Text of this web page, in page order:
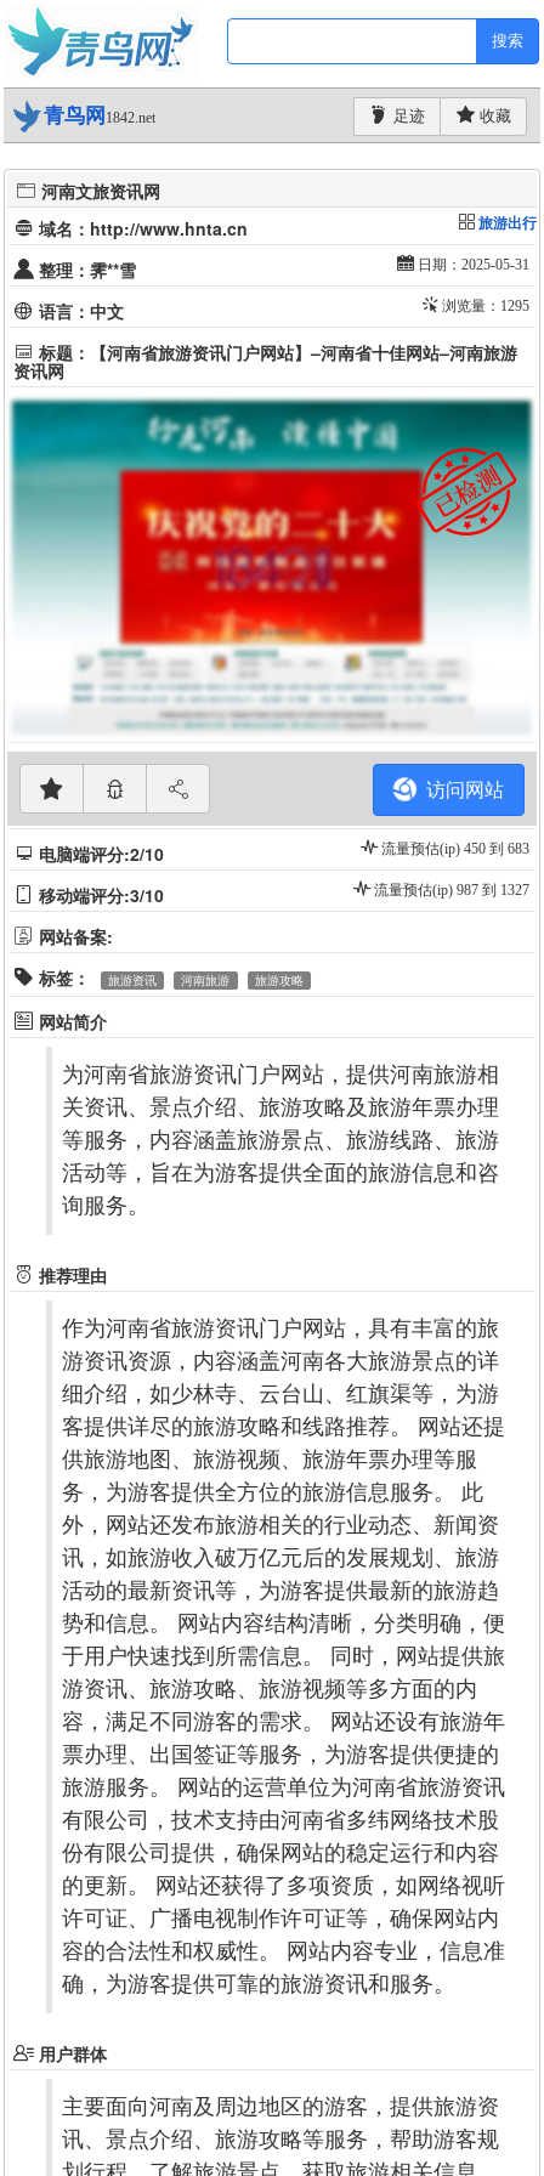
搜索
青鸟网 1842.net 足迹 收藏
河南文旅资讯网
域名：http://www.hnta.cn
旅游出行
整理：霁**雪 日期：2025-05-31
语言：中文 浏览量：1295
标题：【河南省旅游资讯门户网站】–河南省十佳网站–河南旅游
资讯网
访问网站
电脑端评分:2/10 流量预估(ip) 450 到 683
移动端评分:3/10 流量预估(ip) 987 到 1327
网站备案:
标签：
旅游资讯 河南旅游 旅游攻略
网站简介
为河南省旅游资讯门户网站，提供河南旅游相
关资讯、景点介绍、旅游攻略及旅游年票办理
等服务，内容涵盖旅游景点、旅游线路、旅游
活动等，旨在为游客提供全面的旅游信息和咨
询服务。
推荐理由
作为河南省旅游资讯门户网站，具有丰富的旅
游资讯资源，内容涵盖河南各大旅游景点的详
细介绍，如少林寺、云台山、红旗渠等，为游
客提供详尽的旅游攻略和线路推荐。 网站还提
供旅游地图、旅游视频、旅游年票办理等服
务，为游客提供全方位的旅游信息服务。 此
外，网站还发布旅游相关的行业动态、新闻资
讯，如旅游收入破万亿元后的发展规划、旅游
活动的最新资讯等，为游客提供最新的旅游趋
势和信息。 网站内容结构清晰，分类明确，便
于用户快速找到所需信息。 同时，网站提供旅
游资讯、旅游攻略、旅游视频等多方面的内
容，满足不同游客的需求。 网站还设有旅游年
票办理、出国签证等服务，为游客提供便捷的
旅游服务。 网站的运营单位为河南省旅游资讯
有限公司，技术支持由河南省多纬网络技术股
份有限公司提供，确保网站的稳定运行和内容
的更新。 网站还获得了多项资质，如网络视听
许可证、广播电视制作许可证等，确保网站内
容的合法性和权威性。 网站内容专业，信息准
确，为游客提供可靠的旅游资讯和服务。
用户群体
主要面向河南及周边地区的游客，提供旅游资
讯、景点介绍、旅游攻略等服务，帮助游客规